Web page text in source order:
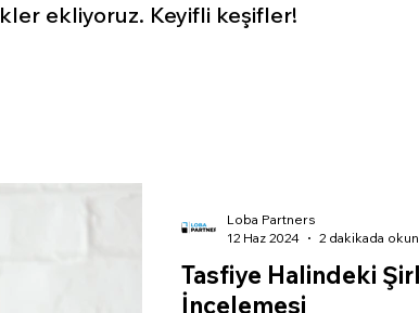
ekliyoruz. Keyifli keşifler!
Tasfiye Halindeki
İncelemesi
Loba Partners
12 Haz 2024
2 dakikada